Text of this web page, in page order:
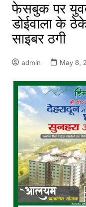
फेसबुक पर
डोईवाला के
साइबर ठगी
admin May 8,